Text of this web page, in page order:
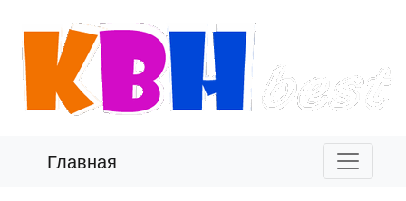
Главная